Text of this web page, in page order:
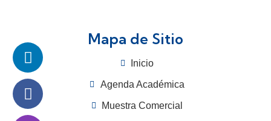
Mapa de Sitio
Inicio
Agenda Académica
Muestra Comercial